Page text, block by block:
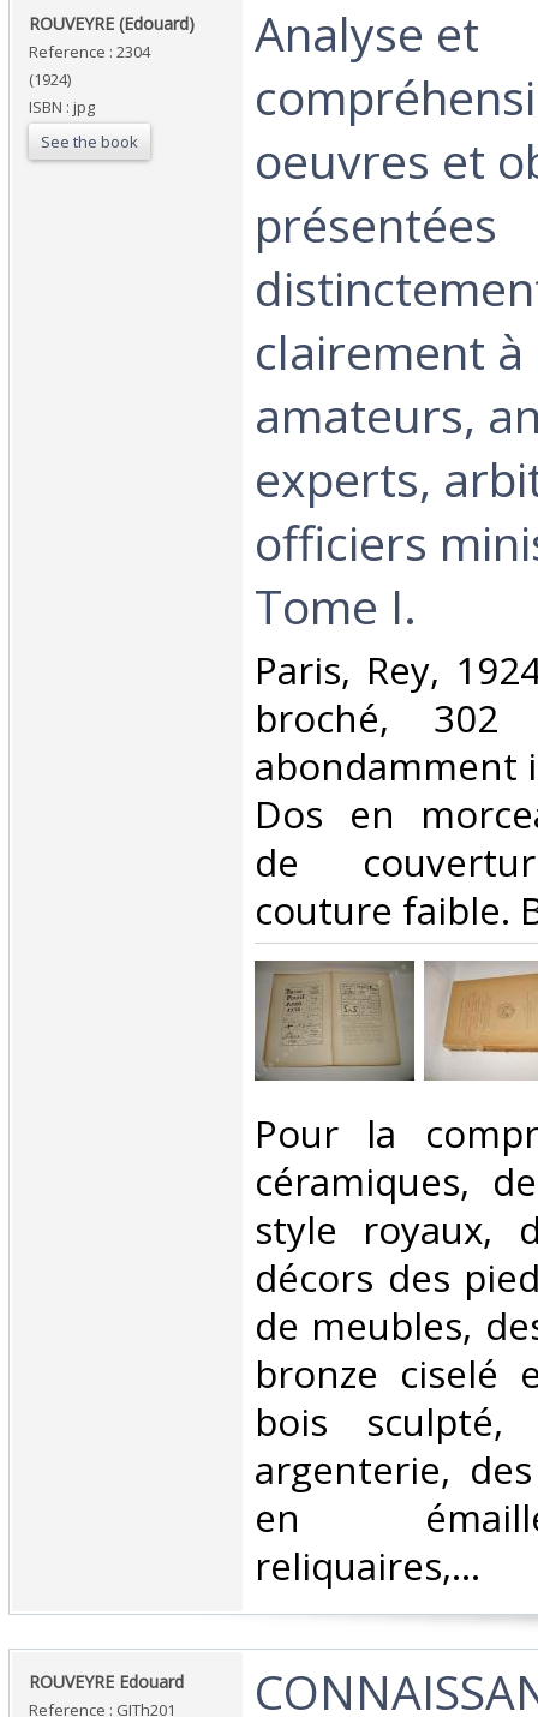
‎ROUVEYRE (Edouard)‎
Reference : 2304
(1924)
ISBN : jpg
See the book
‎Analyse et
oeuvres et
présentées
clairement
amateurs,
experts,
officiers
Tome I.‎
‎Paris, Rey,
broché, 302
abondamment
Dos en
de
couture faible.
‎Pour la
céramiques,
style royaux,
décors des
de meubles,
bronze ciselé
bois
argenterie,
en
reliquaires,... ‎
‎ROUVEYRE Edouard‎
Reference : GITh201